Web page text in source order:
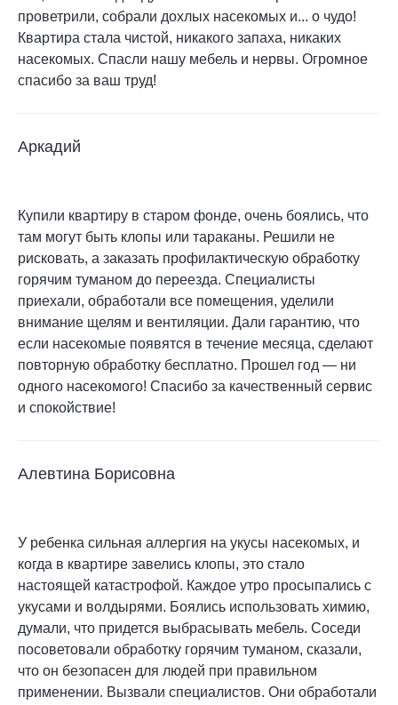
проветрили, собрали дохлых насекомых и... о чудо!
Квартира стала чистой, никакого запаха, никаких
насекомых. Спасли нашу мебель и нервы. Огромное
спасибо за ваш труд!
Аркадий
Купили квартиру в старом фонде, очень боялись, что
там могут быть клопы или тараканы. Решили не
рисковать, а заказать профилактическую обработку
горячим туманом до переезда. Специалисты
приехали, обработали все помещения, уделили
внимание щелям и вентиляции. Дали гарантию, что
если насекомые появятся в течение месяца, сделают
повторную обработку бесплатно. Прошел год — ни
одного насекомого! Спасибо за качественный сервис
и спокойствие!
Алевтина Борисовна
У ребенка сильная аллергия на укусы насекомых, и
когда в квартире завелись клопы, это стало
настоящей катастрофой. Каждое утро просыпались с
укусами и волдырями. Боялись использовать химию,
думали, что придется выбрасывать мебель. Соседи
посоветовали обработку горячим туманом, сказали,
что он безопасен для людей при правильном
применении. Вызвали специалистов. Они обработали